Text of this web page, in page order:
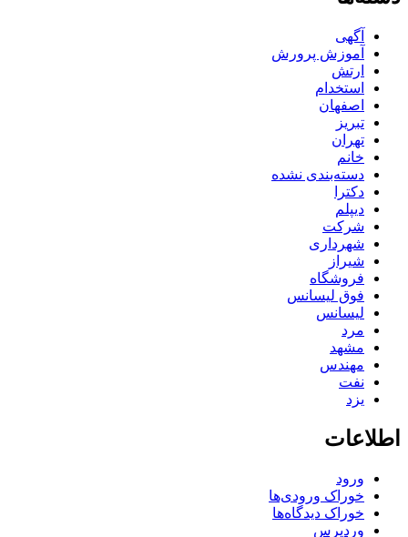
آگهی
آموزش پرورش
ارتش
استخدام
اصفهان
تبریز
تهران
خانم
دسته‌بندی نشده
دکترا
دیپلم
شرکت
شهرداری
شیراز
فروشگاه
فوق لیسانس
لیسانس
مرد
مشهد
مهندس
نفت
یزد
اطلاعات
ورود
خوراک ورودی‌ها
خوراک دیدگاه‌ها
وردپرس